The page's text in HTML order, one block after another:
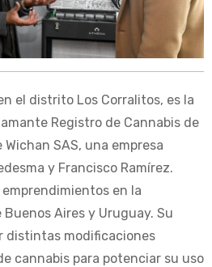
el distrito Los Corralitos, es la
Registro de Cannabis de
SAS, una empresa
y Francisco Ramírez.
en la
Aires y Uruguay. Su
distintas modificaciones
cannabis para potenciar su uso